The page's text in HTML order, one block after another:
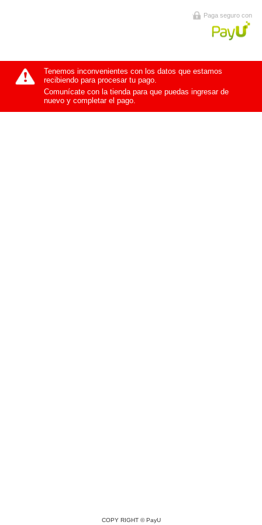
Paga seguro con
Tenemos inconvenientes con los datos que estamos
recibiendo para procesar tu pago.
Comunícate con la tienda para que puedas ingresar de
nuevo y completar el pago.
COPY RIGHT ©PayU